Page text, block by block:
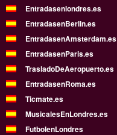
Entradasenlondres.es
EntradasenBerlin.es
EntradasenAmsterdam.es
EntradasenParis.es
TrasladoDeAeropuerto.es
EntradasenRoma.es
Ticmate.es
MusicalesEnLondres.es
FutbolenLondres